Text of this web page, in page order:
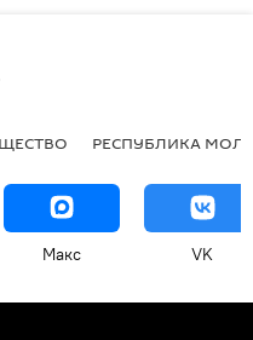
РЕСПУБЛИКА
Макс VK